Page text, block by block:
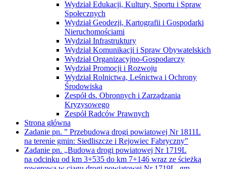
Wydział Edukacji, Kultury, Sportu i Spraw
Społecznych
Wydział Geodezji, Kartografii i Gospodarki
Nieruchomościami
Wydział Infrastruktury
Wydział Komunikacji i Spraw Obywatelskich
Wydział Organizacyjno-Gospodarczy
Wydział Promocji i Rozwoju
Wydział Rolnictwa, Leśnictwa i Ochrony
Środowiska
Zespół ds. Obronnych i Zarządzania
Kryzysowego
Zespół Radców Prawnych
Strona główna
Zadanie pn. ” Przebudowa drogi powiatowej Nr 1811L
na terenie gmin: Siedliszcze i Rejowiec Fabryczny”
Zadanie pn. „Budowa drogi powiatowej Nr 1719L
na odcinku od km 3+535 do km 7+146 wraz ze ścieżką